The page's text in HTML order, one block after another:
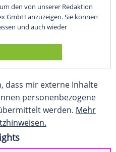
den von unserer Redaktion
GmbH anzuzeigen. Sie können
und auch wieder
dass mir externe Inhalte
personenbezogene
werden. Mehr